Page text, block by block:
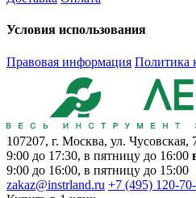
Условия использования
Правовая информация Политика
107207, г. Москва, ул. Чусовская,
9:00 до 17:30, в пятницу до 16:00
9:00 до 16:00, в пятницу до 15:00
zakaz@instrland.ru +7 (495) 120-